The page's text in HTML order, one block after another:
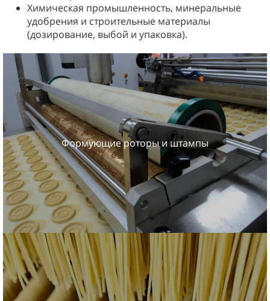
Химическая промышленность, минеральные
удобрения и строительные материалы
(дозирование, выбой и упаковка).
Формующие роторы и штампы